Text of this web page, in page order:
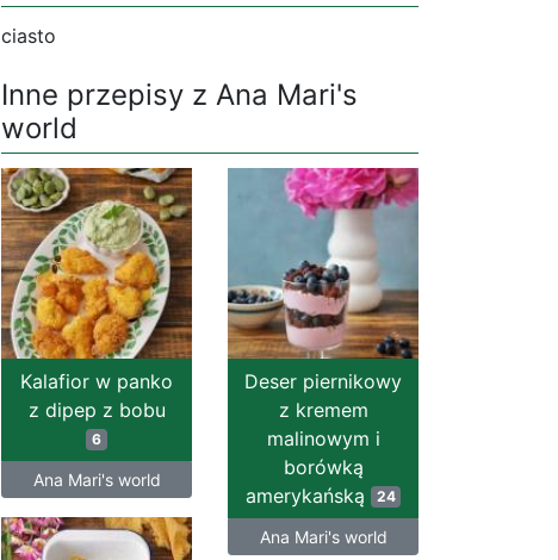
ciasto
Inne przepisy z Ana Mari's
world
Kalafior w panko
z dipep z bobu
6
Ana Mari's world
Deser piernikowy
z kremem
malinowym i
borówką
amerykańską
24
Ana Mari's world